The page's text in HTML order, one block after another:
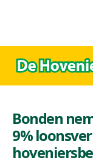
Bonden
9%